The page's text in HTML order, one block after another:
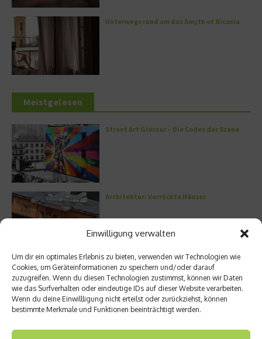
Einwilligung verwalten
Um dir ein optimales Erlebnis zu bieten, verwenden wir Technologien wie
Cookies, um Geräteinformationen zu speichern und/oder darauf
zuzugreifen. Wenn du diesen Technologien zustimmst, können wir Daten
wie das Surfverhalten oder eindeutige IDs auf dieser Website verarbeiten.
Wenn du deine Einwillligung nicht erteilst oder zurückziehst, können
bestimmte Merkmale und Funktionen beeinträchtigt werden.
Unterwegs rund um das Amyth of Nicosia
Meistgelesen
Street Art Glossar – Die Codes der Szene
Architektur: Verrückte Häuser
Kann man Hunde vegan ernähren?
Griechische Kochkunst in Athen: Das Makris